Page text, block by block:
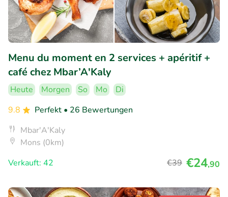
Menu du moment en 2 services + apéritif +
café chez Mbar’A'Kaly
Heute Morgen So Mo
Di
9.8
Perfekt • 26 Bewertungen
Mbar'A'Kaly
Mons (0km)
Verkauft: 42
€39 €24,90